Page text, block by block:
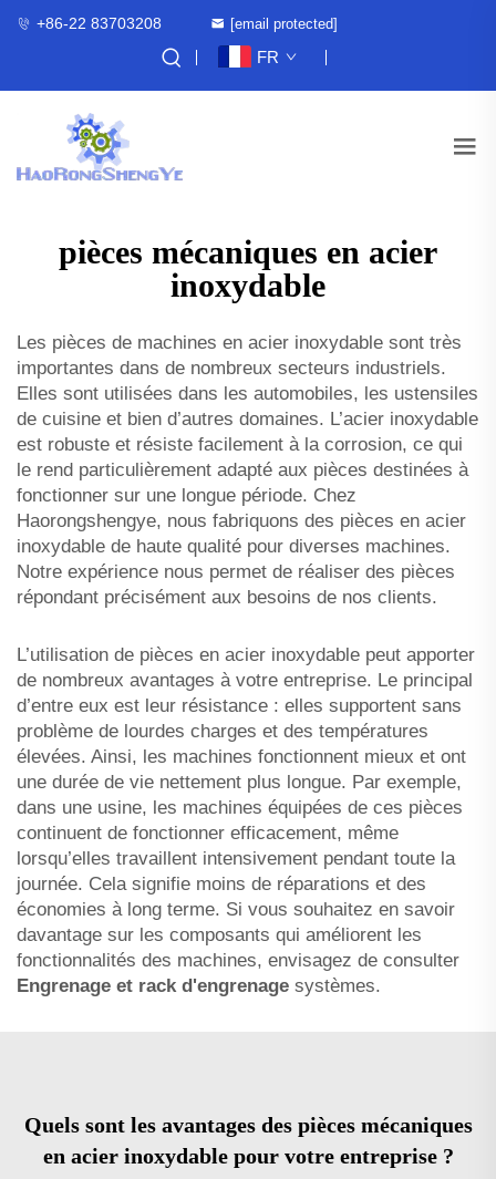
+86-22 83703208 [email protected]
FR
pièces mécaniques en acier
inoxydable
Les pièces de machines en acier inoxydable sont très
importantes dans de nombreux secteurs industriels.
Elles sont utilisées dans les automobiles, les ustensiles
de cuisine et bien d’autres domaines. L’acier inoxydable
est robuste et résiste facilement à la corrosion, ce qui
le rend particulièrement adapté aux pièces destinées à
fonctionner sur une longue période. Chez
Haorongshengye, nous fabriquons des pièces en acier
inoxydable de haute qualité pour diverses machines.
Notre expérience nous permet de réaliser des pièces
répondant précisément aux besoins de nos clients.
L’utilisation de pièces en acier inoxydable peut apporter
de nombreux avantages à votre entreprise. Le principal
d’entre eux est leur résistance : elles supportent sans
problème de lourdes charges et des températures
élevées. Ainsi, les machines fonctionnent mieux et ont
une durée de vie nettement plus longue. Par exemple,
dans une usine, les machines équipées de ces pièces
continuent de fonctionner efficacement, même
lorsqu’elles travaillent intensivement pendant toute la
journée. Cela signifie moins de réparations et des
économies à long terme. Si vous souhaitez en savoir
davantage sur les composants qui améliorent les
fonctionnalités des machines, envisagez de consulter
Engrenage et rack d'engrenage systèmes.
Quels sont les avantages des pièces mécaniques
en acier inoxydable pour votre entreprise ?